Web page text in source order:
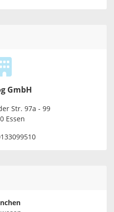
GmbH
Str. 97a - 99
Essen